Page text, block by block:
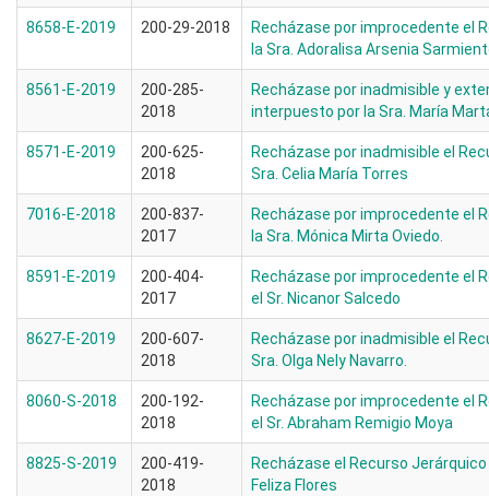
8658-E-2019 200-29-2018
Recházase por improcedente el
la Sra. Adoralisa Arsenia
8561-E-2019
200-285-
2018
Recházase por inadmisible y
interpuesto por la Sra. María
8571-E-2019
200-625-
2018
Recházase por inadmisible el
Sra. Celia María Torres
7016-E-2018
200-837-
2017
Recházase por improcedente el
la Sra. Mónica Mirta Oviedo.
8591-E-2019
200-404-
2017
Recházase por improcedente el
el Sr. Nicanor Salcedo
8627-E-2019
200-607-
2018
Recházase por inadmisible el
Sra. Olga Nely Navarro.
8060-S-2018
200-192-
2018
Recházase por improcedente el
el Sr. Abraham Remigio Moya
8825-S-2019
200-419-
2018
Recházase el Recurso
Feliza Flores